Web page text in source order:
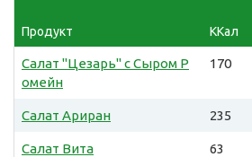
Продукт ККал
Салат "Цезарь" с Сыром Р
омейн
170
Салат Ариран 235
Салат Вита 63